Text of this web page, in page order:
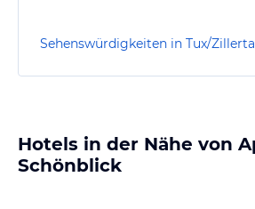
Sehenswürdigkeiten in Tux/
Hotels in der Nähe von
Schönblick